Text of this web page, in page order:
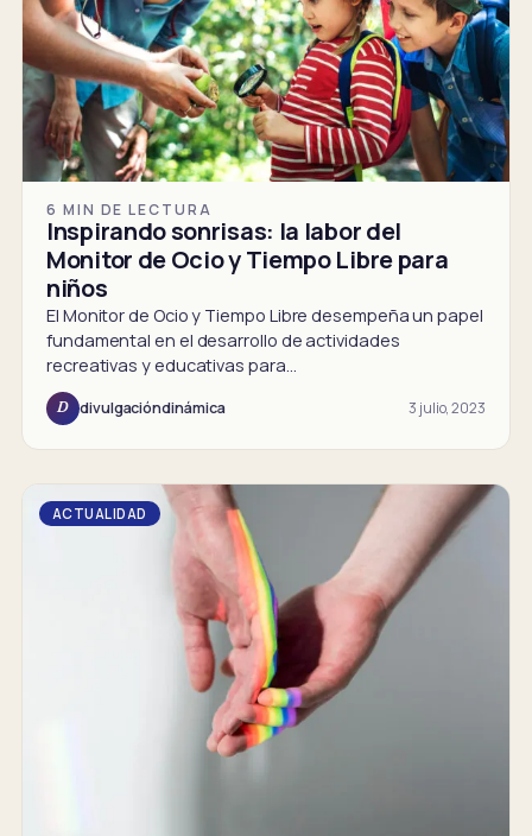
6 MIN DE LECTURA
Inspirando sonrisas: la labor del
Monitor de Ocio y Tiempo Libre para
niños
El Monitor de Ocio y Tiempo Libre desempeña un papel
fundamental en el desarrollo de actividades
recreativas y educativas para…
D divulgacióndinámica 3 julio, 2023
ACTUALIDAD